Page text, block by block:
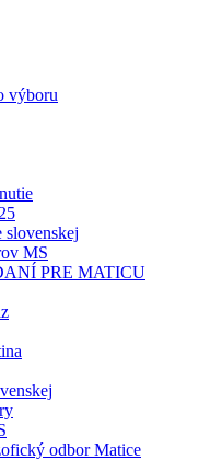
výboru
slovenskej
MS
PRE MATICU
odbor Matice